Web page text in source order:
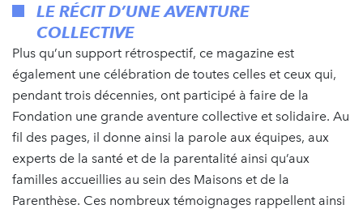
LE RÉCIT D’UNE AVENTURE
COLLECTIVE
Plus qu’un support rétrospectif, ce magazine est
également une célébration de toutes celles et ceux qui,
pendant trois décennies, ont participé à faire de la
Fondation une grande aventure collective et solidaire. Au
fil des pages, il donne ainsi la parole aux équipes, aux
experts de la santé et de la parentalité ainsi qu’aux
familles accueillies au sein des Maisons et de la
Parenthèse. Ces nombreux témoignages rappellent ainsi